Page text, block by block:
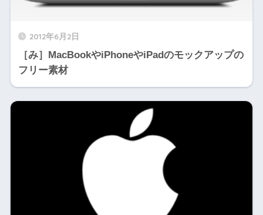
2012年6月2日
［み］MacBookやiPhoneやiPadのモックアップの
フリー素材